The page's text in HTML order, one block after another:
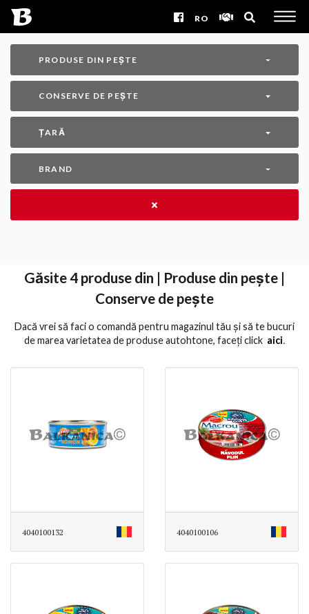
RO
PRODUSE DIN PEȘTE
CONSERVE DE PEȘTE
ȚARĂ
BRAND
Găsite4 produse din | Produse din pește |
Conserve de pește
Dacă vrei să faci o comandă pentru magazinul tău și să te bucuri
de marea varietatea de produse autohtone, faceți click aici․
4040100132 4040100106